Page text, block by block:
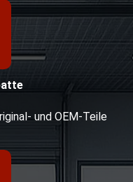
und OEM-Teile